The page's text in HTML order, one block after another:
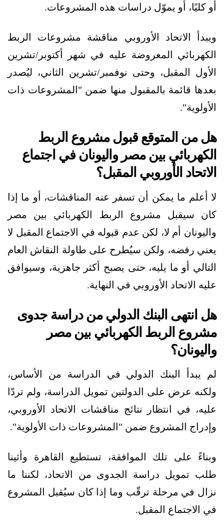
أو كليًا، أو يموّل دراسات هذه المشروعات.
ويبدأ الاتحاد الأوروبي مناقشة مشروعات الربط
الكهربائي المعروضة عليه في شهر أكتوبر/تشرين
الأول المقبل، وحتى نوفمبر/تشرين الثاني، ليُصدر
بعدها قائمة بالمقبول منها ضمن "المشروعات ذات
الأولوية".
هل من المتوقع قبول مشروع الربط
الكهربائي بين مصر واليونان في اجتماع
الاتحاد الأوروبي المقبل؟
لا أعلم ما يمكن أن تسفر عنه المناقشات، أو ما إذا
كان سيقبل مشروع الربط الكهربائي بين مصر
واليونان أم لا، لكن عدم قبوله في الاجتماع المقبل لا
يعني رفضه، ولكن سيُطرح على طاولة النقاش العام
التالي أو ما يليه، حتى يصبح أكثر جاهزية، وسيوافق
عليه الاتحاد الأوروبي في النهاية.
هل انتهى البنك الدولي من دراسة جدوى
مشروع الربط الكهربائي بين مصر
واليونان؟
لم يبدأ البنك الدولي في الدراسة من الأساس،
ولكنه عرض على الدولتين تمويل الدراسة، ولم تردّا
عليه، في انتظار نتائج مناقشات الاتحاد الأوروبي،
وإدراج المشروع ضمن "المشروعات ذات الأولوية".
وبناءً على تلك الموافقة، تستطيع القاهرة وأثينا
طلب تمويل دراسة الجدوى من الاتحاد، لكننا ما
نزال في مرحلة ترقّب وما إذا كان سيُقبل المشروع
في الاجتماع المقبل.